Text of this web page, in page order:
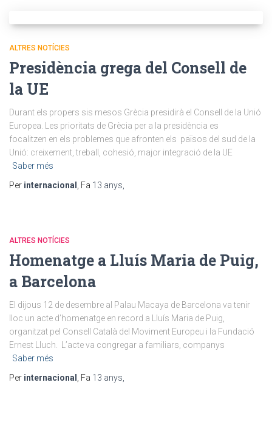
ALTRES NOTÍCIES
Presidència grega del Consell de
la UE
Durant els propers sis mesos Grècia presidirà el Consell de la Unió
Europea. Les prioritats de Grècia per a la presidència es
focalitzen en els problemes que afronten els països del sud de la
Unió: creixement, treball, cohesió, major integració de la UE
Saber més
Per internacional , Fa 13 anys
ALTRES NOTÍCIES
Homenatge a Lluís Maria de Puig,
a Barcelona
El dijous 12 de desembre al Palau Macaya de Barcelona va tenir
lloc un acte d’homenatge en record a Lluís Maria de Puig,
organitzat pel Consell Català del Moviment Europeu i la Fundació
Ernest Lluch. L’acte va congregar a familiars, companys
Saber més
Per internacional , Fa 13 anys